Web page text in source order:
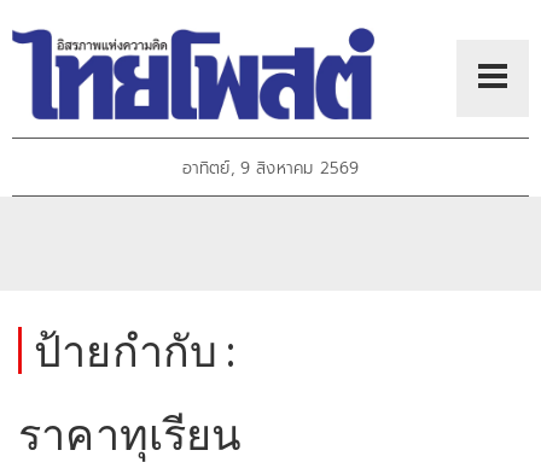
อาทิตย์, 9 สิงหาคม 2569
ป้ายกำกับ :
ราคาทุเรียน